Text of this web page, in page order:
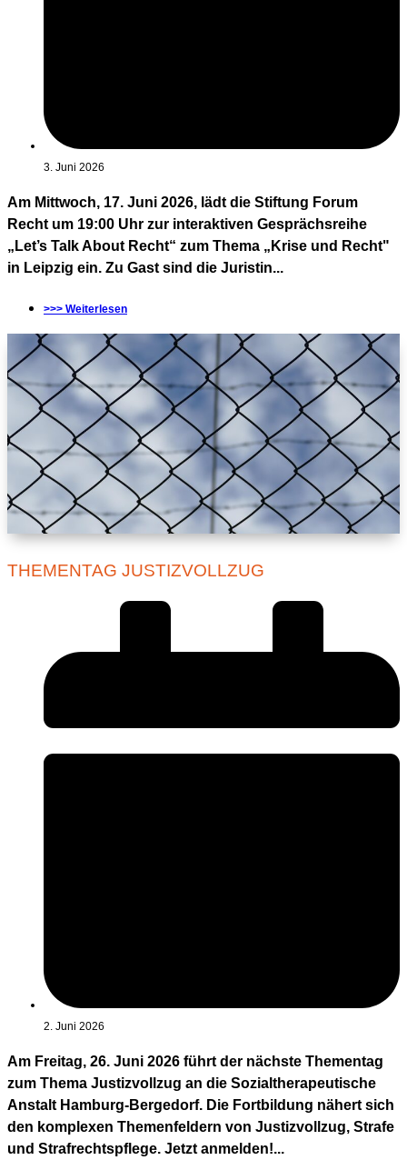
3. Juni 2026
Am Mittwoch, 17. Juni 2026, lädt die Stiftung Forum
Recht um 19:00 Uhr zur interaktiven Gesprächsreihe
„Let’s Talk About Recht“ zum Thema „Krise und Recht"
in Leipzig ein. Zu Gast sind die Juristin...
>>> Weiterlesen
THEMENTAG JUSTIZVOLLZUG
2. Juni 2026
Am Freitag, 26. Juni 2026 führt der nächste Thementag
zum Thema Justizvollzug an die Sozialtherapeutische
Anstalt Hamburg-Bergedorf. Die Fortbildung nähert sich
den komplexen Themenfeldern von Justizvollzug, Strafe
und Strafrechtspflege. Jetzt anmelden!...